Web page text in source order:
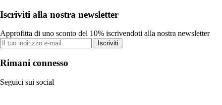
Iscriviti alla nostra newsletter
Approfitta di uno sconto del 10% iscrivendoti alla nostra newsletter
Iscriviti
Rimani connesso
Seguici sui social